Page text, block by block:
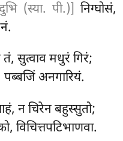
(स्या. पी.)] निग्घोसं,
तं, सुत्वाव मधुरं गिरं;
अनगारियं.
न चिरेन बहुस्सुतो;
विचित्तपटिभाणवा.